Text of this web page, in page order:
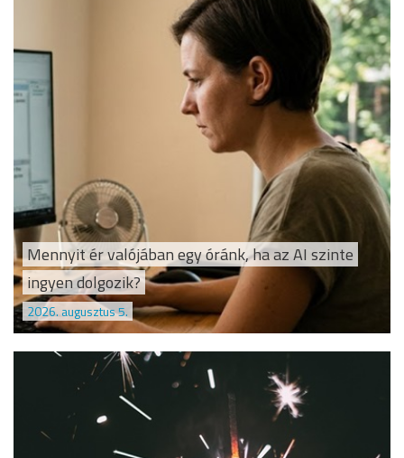
Mennyit ér valójában egy óránk, ha az AI szinte
ingyen dolgozik?
2026. augusztus 5.